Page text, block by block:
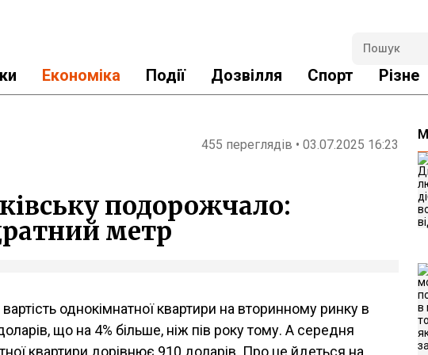
Економіка Події Дозвілля Спорт Різне
455 переглядів • 03.07.2025 16:23
подорожчало:
метр
однокімнатної квартири на вторинному ринку в
що на 4% більше, ніж пів року тому. А середня
квартири дорівнює 910 доларів. Про це йдеться на